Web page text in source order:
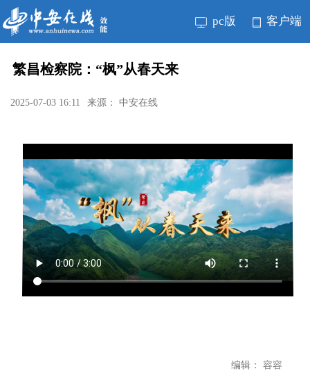
pc版 客户端
繁昌检察院：“枫”从春天来
2025-07-03 16:11 来源： 中安在线
编辑： 容容